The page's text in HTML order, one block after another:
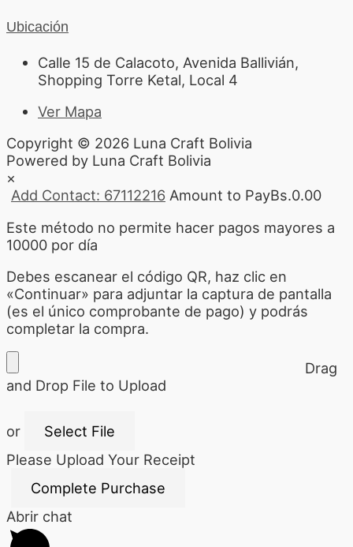
Ubicación
Calle 15 de Calacoto, Avenida Ballivián,
Shopping Torre Ketal, Local 4
Ver Mapa
Copyright © 2026 Luna Craft Bolivia
Powered by Luna Craft Bolivia
×
Add Contact: 67112216 Amount to PayBs.0.00
Este método no permite hacer pagos mayores a
10000 por día
Debes escanear el código QR, haz clic en
«Continuar» para adjuntar la captura de pantalla
(es el único comprobante de pago) y podrás
completar la compra.
Drag
and Drop File to Upload
or
Select File
Please Upload Your Receipt
Abrir chat